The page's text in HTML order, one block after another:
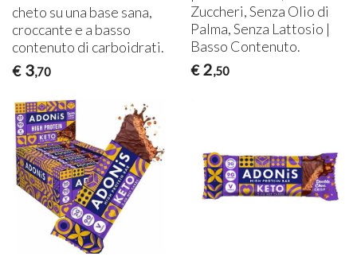
cheto su una base sana,
croccante e a basso
contenuto di carboidrati.
€ 3,70
Zuccheri, Senza Olio di
Palma, Senza Lattosio |
Basso Contenuto.
€ 2,50